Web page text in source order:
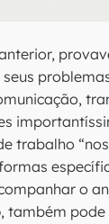
trabalho
o
, também